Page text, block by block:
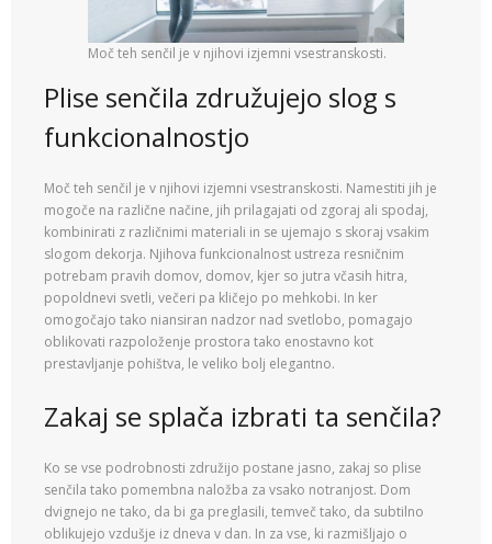
Moč teh senčil je v njihovi izjemni vsestranskosti.
Plise senčila združujejo slog s
funkcionalnostjo
Moč teh senčil je v njihovi izjemni vsestranskosti. Namestiti jih je
mogoče na različne načine, jih prilagajati od zgoraj ali spodaj,
kombinirati z različnimi materiali in se ujemajo s skoraj vsakim
slogom dekorja. Njihova funkcionalnost ustreza resničnim
potrebam pravih domov, domov, kjer so jutra včasih hitra,
popoldnevi svetli, večeri pa kličejo po mehkobi. In ker
omogočajo tako niansiran nadzor nad svetlobo, pomagajo
oblikovati razpoloženje prostora tako enostavno kot
prestavljanje pohištva, le veliko bolj elegantno.
Zakaj se splača izbrati ta senčila?
Ko se vse podrobnosti združijo postane jasno, zakaj so plise
senčila tako pomembna naložba za vsako notranjost. Dom
dvignejo ne tako, da bi ga preglasili, temveč tako, da subtilno
oblikujejo vzdušje iz dneva v dan. In za vse, ki razmišljajo o